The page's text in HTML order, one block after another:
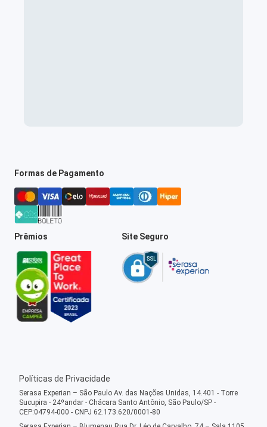
Formas de Pagamento
Prêmios Site Seguro
Políticas de Privacidade
Serasa Experian – São Paulo Av. das Nações Unidas, 14.401 - Torre
Sucupira - 24ºandar - Chácara Santo Antônio, São Paulo/SP -
CEP:04794-000 - CNPJ 62.173.620/0001-80